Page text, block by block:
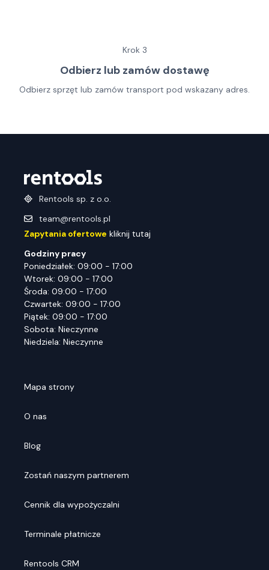
Krok 3
Odbierz lub zamów dostawę
Odbierz sprzęt lub zamów transport pod wskazany adres.
Rentools sp. z o.o.
team@rentools.pl
Zapytania ofertowe kliknij tutaj
Godziny pracy
Poniedziałek: 09:00 - 17:00
Wtorek: 09:00 - 17:00
Środa: 09:00 - 17:00
Czwartek: 09:00 - 17:00
Piątek: 09:00 - 17:00
Sobota: Nieczynne
Niedziela: Nieczynne
Mapa strony
O nas
Blog
Zostań naszym partnerem
Cennik dla wypożyczalni
Terminale płatnicze
Rentools CRM